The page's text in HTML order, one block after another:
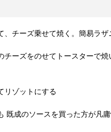
チーズ乗せて焼く。簡易ラザ
ーズをのせてトースターで焼
リゾットにする
既成のソースを買った方が凡